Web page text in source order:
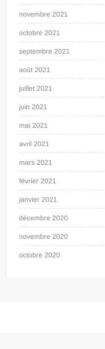
novembre 2021
octobre 2021
septembre 2021
août 2021
juillet 2021
juin 2021
mai 2021
avril 2021
mars 2021
février 2021
janvier 2021
décembre 2020
novembre 2020
octobre 2020